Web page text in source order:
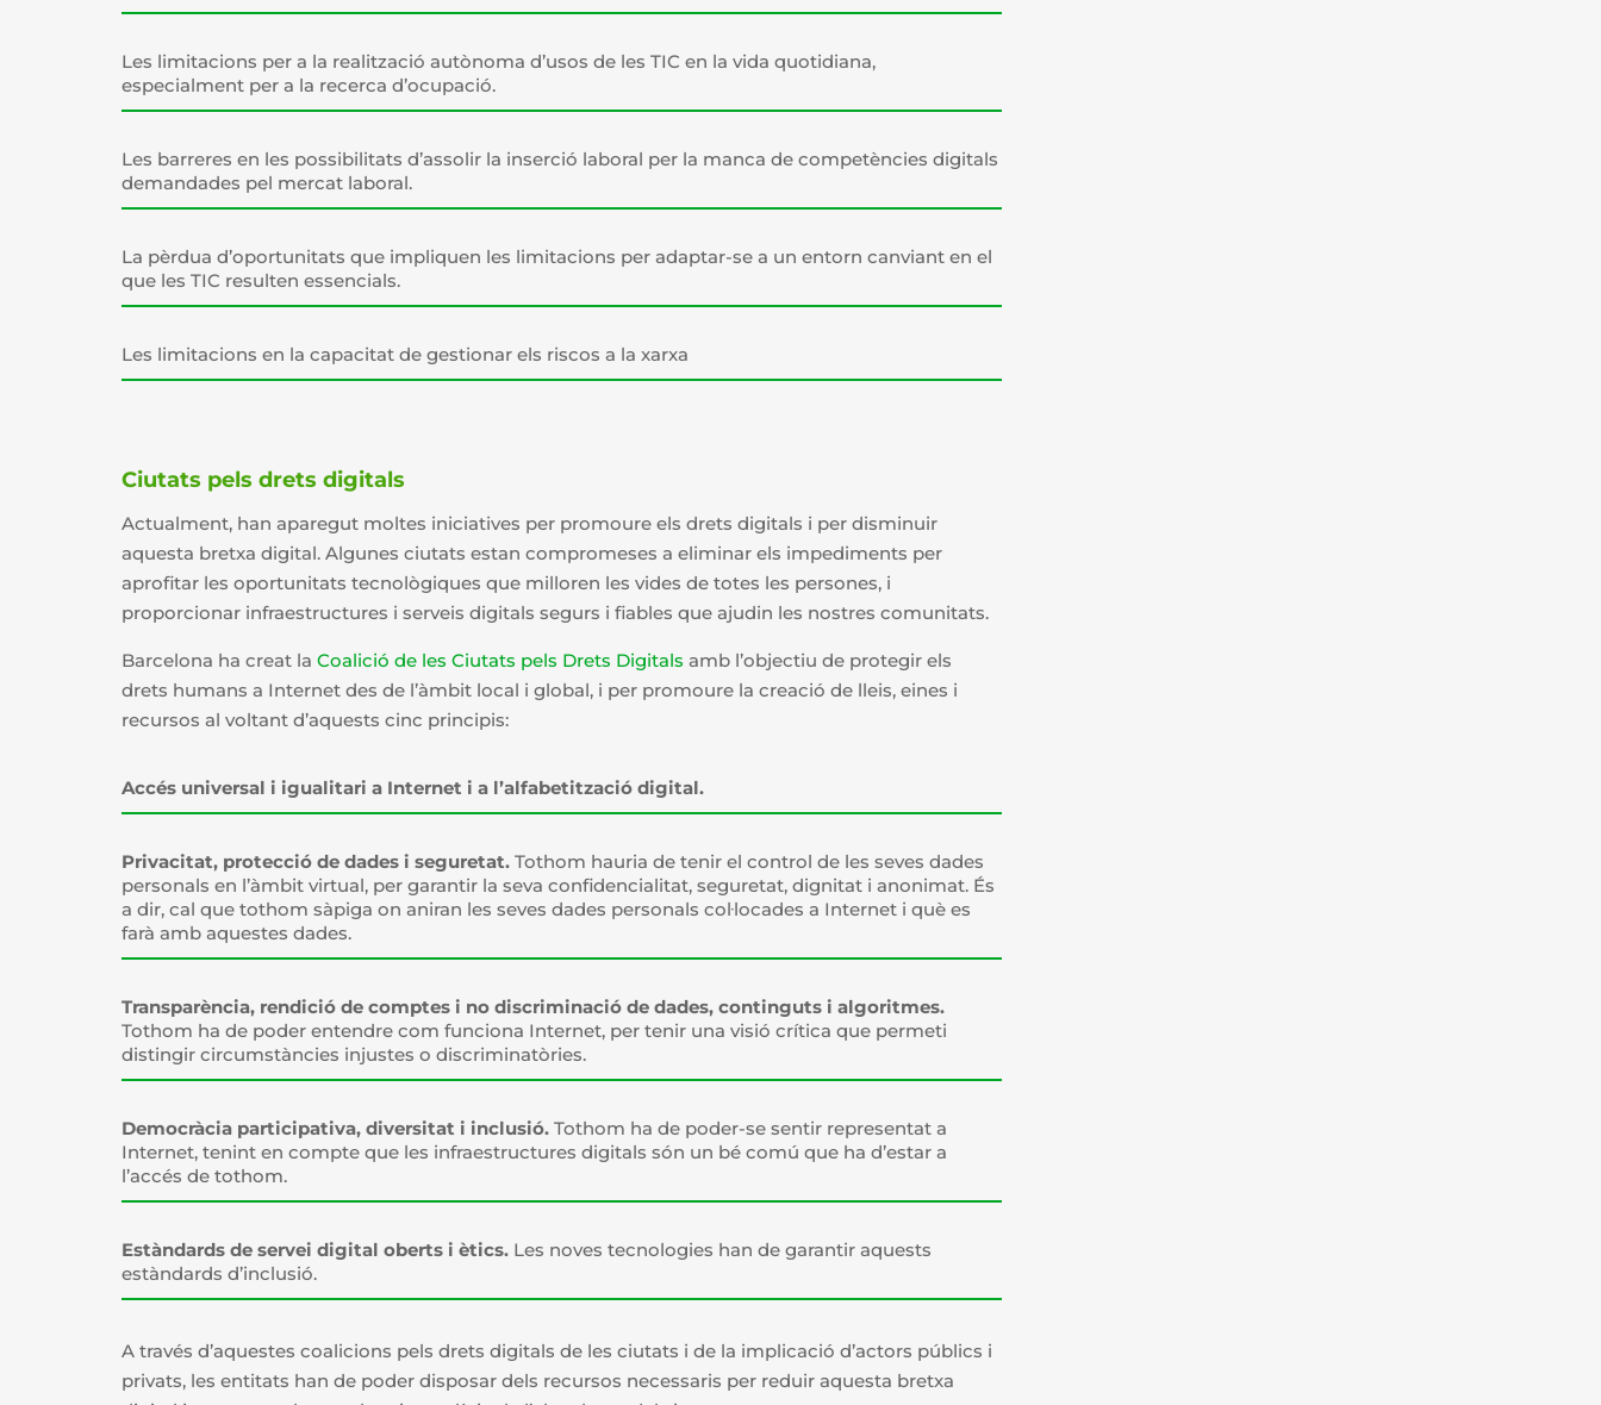
Les limitacions per a la realització autònoma d’usos de les TIC en la vida quotidiana,
especialment per a la recerca d’ocupació.
Les barreres en les possibilitats d’assolir la inserció laboral per la manca de competències digitals
demandades pel mercat laboral.
La pèrdua d’oportunitats que impliquen les limitacions per adaptar-se a un entorn canviant en el
que les TIC resulten essencials.
Les limitacions en la capacitat de gestionar els riscos a la xarxa
Ciutats pels drets digitals
Actualment, han aparegut moltes iniciatives per promoure els drets digitals i per disminuir
aquesta bretxa digital. Algunes ciutats estan compromeses a eliminar els impediments per
aprofitar les oportunitats tecnològiques que milloren les vides de totes les persones, i
proporcionar infraestructures i serveis digitals segurs i fiables que ajudin les nostres comunitats.
Barcelona ha creat la Coalició de les Ciutats pels Drets Digitals amb l’objectiu de protegir els
drets humans a Internet des de l’àmbit local i global, i per promoure la creació de lleis, eines i
recursos al voltant d’aquests cinc principis:
Accés universal i igualitari a Internet i a l’alfabetització digital.
Privacitat, protecció de dades i seguretat. Tothom hauria de tenir el control de les seves dades
personals en l’àmbit virtual, per garantir la seva confidencialitat, seguretat, dignitat i anonimat. És
a dir, cal que tothom sàpiga on aniran les seves dades personals col·locades a Internet i què es
farà amb aquestes dades.
Transparència, rendició de comptes i no discriminació de dades, continguts i algoritmes.
Tothom ha de poder entendre com funciona Internet, per tenir una visió crítica que permeti
distingir circumstàncies injustes o discriminatòries.
Democràcia participativa, diversitat i inclusió. Tothom ha de poder-se sentir representat a
Internet, tenint en compte que les infraestructures digitals són un bé comú que ha d’estar a
l’accés de tothom.
Estàndards de servei digital oberts i ètics. Les noves tecnologies han de garantir aquests
estàndards d’inclusió.
A través d’aquestes coalicions pels drets digitals de les ciutats i de la implicació d’actors públics i
privats, les entitats han de poder disposar dels recursos necessaris per reduir aquesta bretxa